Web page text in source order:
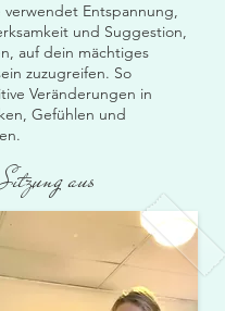
Entspannung,
und Suggestion,
auf dein mächtiges
zuzugreifen. So
Veränderungen in
Gefühlen und
aus